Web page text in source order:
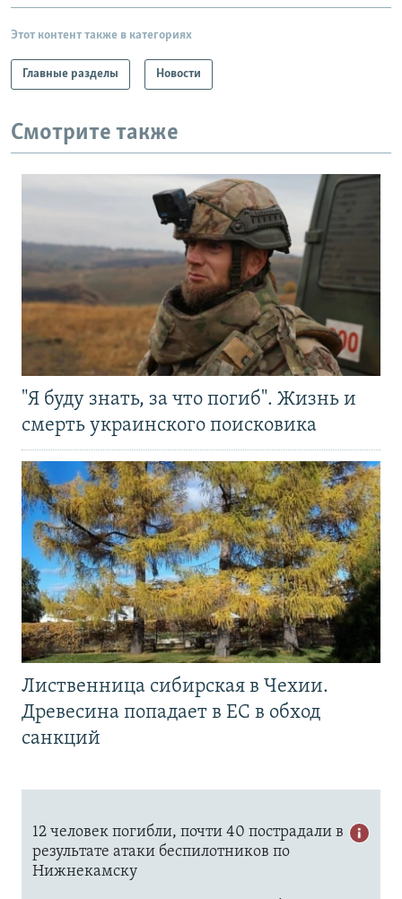
Все сайты РСЕ/РС
Этот контент также в категориях
Главные разделы Новости
Смотрите также
"Я буду знать, за что погиб". Жизнь и
смерть украинского поисковика
Лиственница сибирская в Чехии.
Древесина попадает в ЕС в обход
санкций